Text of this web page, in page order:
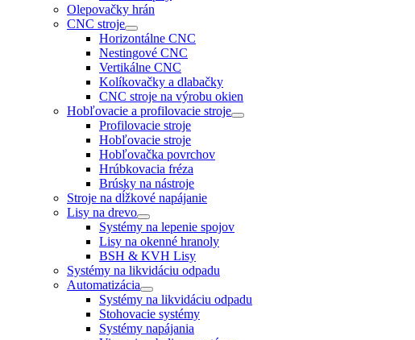
Olepovačky hrán
CNC stroje
Horizontálne CNC
Nestingové CNC
Vertikálne CNC
Kolíkovačky a dlabačky
CNC stroje na výrobu okien
Hobľovacie a profilovacie stroje
Profilovacie stroje
Hobľovacie stroje
Hobľovačka povrchov
Hrúbkovacia fréza
Brúsky na nástroje
Stroje na dĺžkové napájanie
Lisy na drevo
Systémy na lepenie spojov
Lisy na okenné hranoly
BSH & KVH Lisy
Systémy na likvidáciu odpadu
Automatizácia
Systémy na likvidáciu odpadu
Stohovacie systémy
Systémy napájania